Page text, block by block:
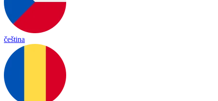
čeština